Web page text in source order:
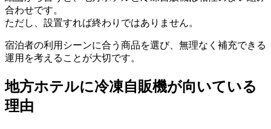
合わせです。
ただし、設置すれば終わりではありません。
宿泊者の利用シーンに合う商品を選び、無理なく補充できる
運用を考えることが大切です。
地方ホテルに冷凍自販機が向いている
理由